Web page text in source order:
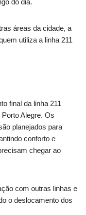
áreas da cidade, a
utiliza a linha 211
final da linha 211
Alegre. Os
planejados para
conforto e
chegar ao
com outras linhas e
o deslocamento dos